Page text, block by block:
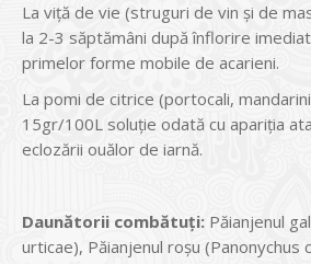
La viță de vie (struguri de vin și de
la 2-3 săptămâni după înflorire
primelor forme mobile de acarieni.
La pomi de citrice (portocali,
15gr/100L soluţie odată cu apariția
eclozării ouălor de iarnă.
Daunătorii combătuţi: Păianjenul
urticae), Păianjenul roșu (Panonychus